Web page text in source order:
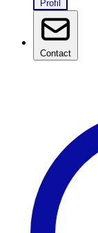
Profil
Contact